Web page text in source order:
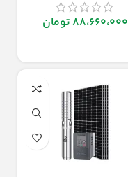
88،660،000 تومان